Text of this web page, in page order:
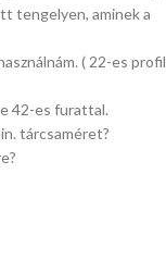
tengelyen, aminek a
( 22-es profil
42-es furattal.
tárcsaméret?